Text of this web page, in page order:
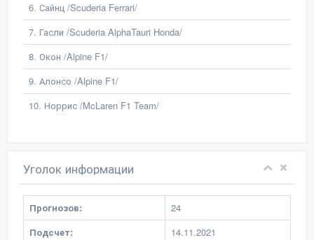
6. Сайнц /Scuderia Ferrari/
7. Гасли /Scuderia AlphaTauri Honda/
8. Окон /Alpine F1/
9. Алонсо /Alpine F1/
10. Норрис /McLaren F1 Team/
Уголок информации
Прогнозов:
24
Подсчет:
14.11.2021